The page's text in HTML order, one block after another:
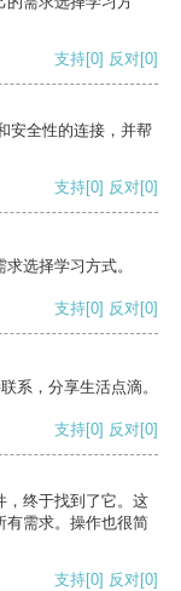
支持[0] 反对[0]
安全性的连接，并帮
支持[0] 反对[0]
选择学习方式。
支持[0] 反对[0]
系，分享生活点滴。
支持[0] 反对[0]
，终于找到了它。这
有需求。操作也很简
支持[0] 反对[0]